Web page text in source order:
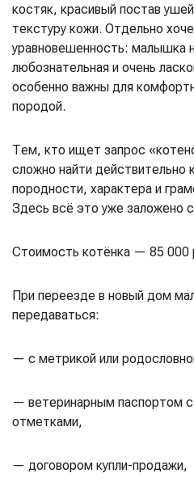
костяк, красивый постав
текстуру кожи. Отдельно
уравновешенность: малышка
любознательная и очень
особенно важны для
породой.
Тем, кто ищет запрос
сложно найти действительно
породности, характера и
Здесь всё это уже заложено
Стоимость котёнка — 85 000
При переезде в новый дом
передаваться:
— с метрикой или
— ветеринарным паспортом
отметками,
— договором купли-продажи,